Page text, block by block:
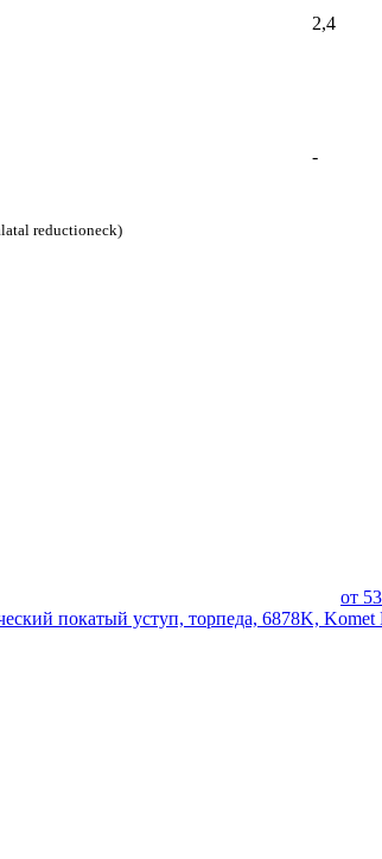
2,4
-
reductioneck)
от
покатый уступ, торпеда, 6878K, Komet